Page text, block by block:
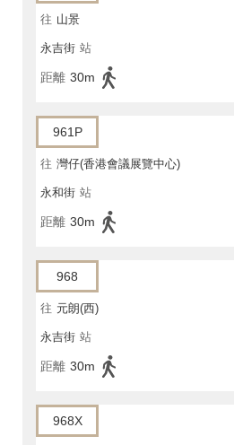
往 山景
永吉街 站
距離 30m
961P
往 灣仔(香港會議展覽中心)
永和街 站
距離 30m
968
往 元朗(西)
永吉街 站
距離 30m
968X